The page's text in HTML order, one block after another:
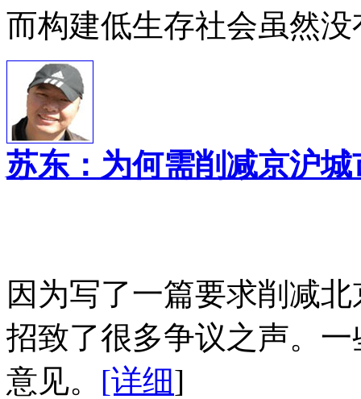
而构建低生存社会虽然
苏东：为何需削减京沪城
因为写了一篇要求削减
招致了很多争议之声。
意见。 [详细]